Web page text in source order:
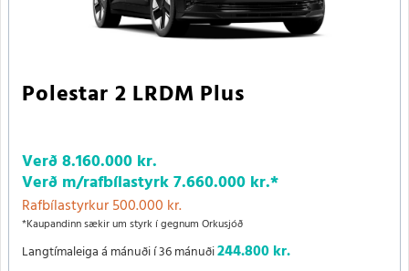
Polestar 2 LRDM Plus
Verð8.160.000 kr.
Verð m/rafbílastyrk7.660.000 kr.*
Rafbílastyrkur 500.000 kr.
*Kaupandinn sækir um styrk í gegnum Orkusjóð
Langtímaleiga á mánuði í 36 mánuði244.800 kr.